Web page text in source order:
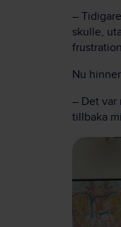
–
skulle,
Nu
– Det var
tillbaka